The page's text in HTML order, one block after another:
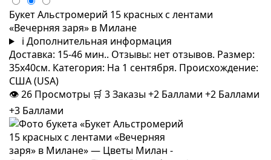
Букет Альстромерий 15 красных с лентами
«Вечерняя заря» в Милане
i Дополнительная информация
Доставка: 15-46 мин.. Отзывы: нет отзывов. Размер:
35x40см. Категория: На 1 сентября. Происхождение:
США (USA)
👁26 Просмотры 🛒 3Заказы+2 Баллами +2 Баллами
+3 Баллами